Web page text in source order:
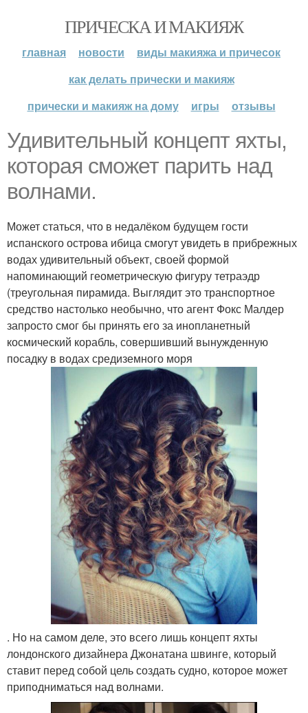
ПРИЧЕСКА И МАКИЯЖ
главная новости
виды макияжа и причесок
как делать прически и макияж
прически и макияж на дому
игры отзывы
Удивительный концепт яхты,
которая сможет парить над
волнами.
Может статься, что в недалёком будущем гости
испанского острова ибица смогут увидеть в прибрежных
водах удивительный объект, своей формой
напоминающий геометрическую фигуру тетраэдр
(треугольная пирамида. Выглядит это транспортное
средство настолько необычно, что агент Фокс Малдер
запросто смог бы принять его за инопланетный
космический корабль, совершивший вынужденную
посадку в водах средиземного моря
. Но на самом деле, это всего лишь концепт яхты
лондонского дизайнера Джонатана швинге, который
ставит перед собой цель создать судно, которое может
приподниматься над волнами.